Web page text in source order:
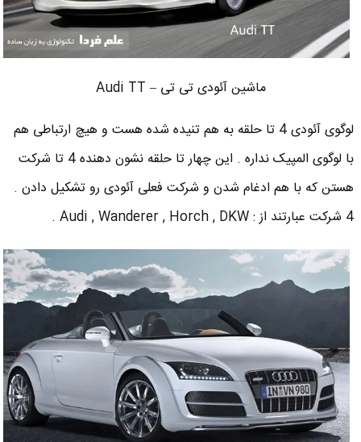
ماشین آئودی تی تی – Audi TT
لوگوی آئودی 4 تا حلقه به هم تنیده شده هست و هیچ ارتباطی هم
با لوگوی المپیک نداره . این چهار تا حلقه نشون دهنده 4 تا شرکت
هستن که با هم ادغام شدن و شرکت فعلی آئودی رو تشکیل دادن .
4 شرکت عبارتند از : Audi , Wanderer , Horch , DKW .